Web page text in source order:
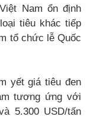
Nam ổn định
tiêu khác tiếp
tổ chức lễ Quốc
yết giá tiêu đen
tương ứng với
5.300 USD/tấn